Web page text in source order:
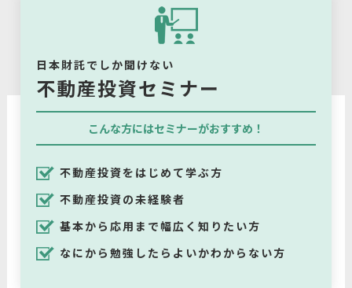
日本財託でしか聞けない
不動産投資セミナー
こんな方にはセミナーがおすすめ！
不動産投資をはじめて学ぶ方
不動産投資の未経験者
基本から応用まで幅広く知りたい方
なにから勉強したらよいかわからない方